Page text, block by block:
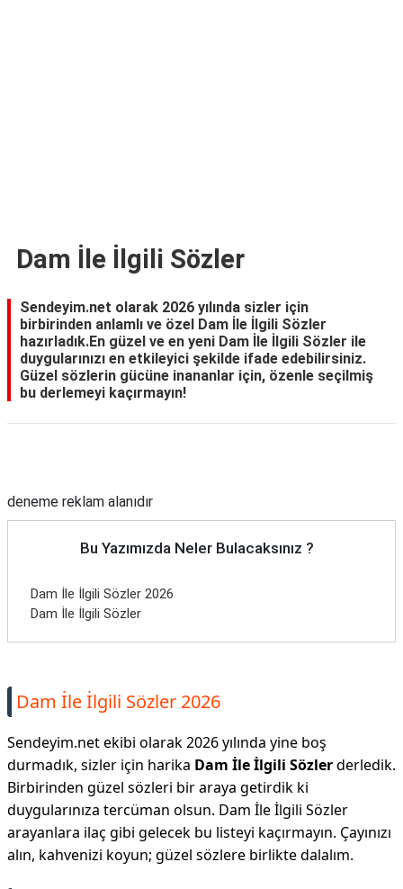
Dam İle İlgili Sözler
Sendeyim.net olarak 2026 yılında sizler için
birbirinden anlamlı ve özel Dam İle İlgili Sözler
hazırladık.En güzel ve en yeni Dam İle İlgili Sözler ile
duygularınızı en etkileyici şekilde ifade edebilirsiniz.
Güzel sözlerin gücüne inananlar için, özenle seçilmiş
bu derlemeyi kaçırmayın!
deneme reklam alanıdır
Bu Yazımızda Neler Bulacaksınız ?
Dam İle İlgili Sözler 2026
Dam İle İlgili Sözler
Dam İle İlgili Sözler 2026
Sendeyim.net ekibi olarak 2026 yılında yine boş
durmadık, sizler için harika Dam İle İlgili Sözlerderledik.
Birbirinden güzel sözleri bir araya getirdik ki
duygularınıza tercüman olsun. Dam İle İlgili Sözler
arayanlara ilaç gibi gelecek bu listeyi kaçırmayın. Çayınızı
alın, kahvenizi koyun; güzel sözlere birlikte dalalım.